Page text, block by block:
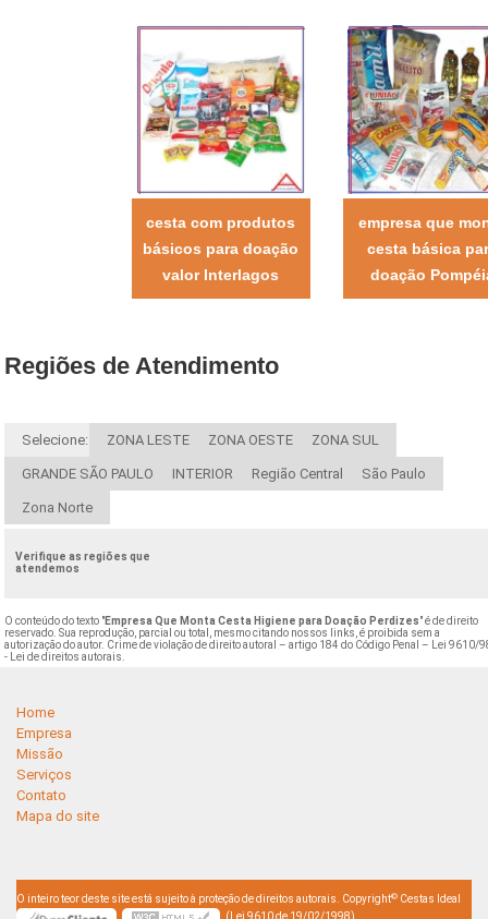
cesta com produtos
básicos para doação
valor Interlagos
empresa que
cesta básica
doação
Regiões de Atendimento
Selecione: ZONA LESTE ZONA OESTE ZONA SUL
GRANDE SÃO PAULO INTERIOR Região Central São Paulo
Zona Norte
Verifique as regiões que
atendemos
O conteúdo do texto "Empresa Que Monta Cesta Higiene para Doação Perdizes" é de direito
reservado. Sua reprodução, parcial ou total, mesmo citando nossos links, é proibida sem a
autorização do autor. Crime de violação de direito autoral – artigo 184 do Código Penal –
Lei 9610/
- Lei de direitos autorais
Home
Empresa
Missão
Serviços
Contato
Mapa do site
O inteiro teor deste site está sujeito à proteção de direitos autorais. Copyright© Cestas Ideal